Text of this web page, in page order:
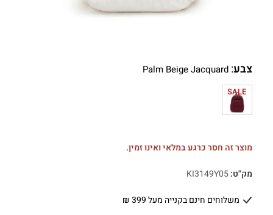
צבע:
Palm Beige Jacquard
SALE
מוצר זה חסר כרגע במלאי ואינו זמין.
מק"ט:KI3149Y05
משלוחים חינם בקנייה מעל 399 ₪